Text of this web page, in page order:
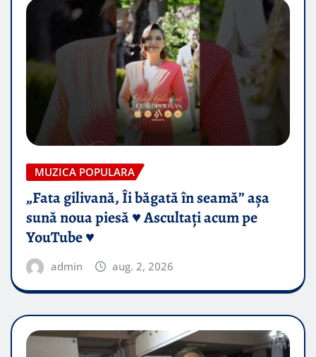
MUZICA POPULARA
„Fata gilivană, Îi băgată în seamă” așa
sună noua piesă ♥️ Ascultați acum pe
YouTube ♥️
admin aug. 2, 2026